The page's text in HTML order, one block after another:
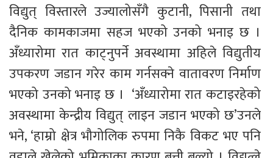
विद्युत् विस्तारले उज्यालोसँगै कुटानी, पिसानी तथा
दैनिक कामकाजमा सहज भएको उनको भनाइ छ ।
अँध्यारोमा रात काट्नुपर्ने अवस्थामा अहिले विद्युतीय
उपकरण जडान गरेर काम गर्नसक्ने वातावरण निर्माण
भएको उनको भनाइ छ ।  ‘अँध्यारोमा रात कटाइरहेको
अवस्थामा केन्द्रीय विद्युत् लाइन जडान भएको छ’उनले
भने, ‘हाम्रो क्षेत्र भौगोलिक रुपमा निकै विकट भए पनि